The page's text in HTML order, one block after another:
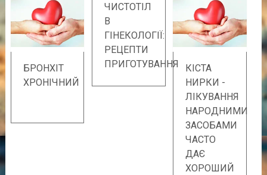
БРОНХІТ
ХРОНІЧНИЙ
ЧИСТОТІЛ
В
ГІНЕКОЛОГІЇ:
РЕЦЕПТИ
ПРИГОТУВАННЯ
КІСТА
НИРКИ -
ЛІКУВАННЯ
НАРОДНИМИ
ЗАСОБАМИ
ЧАСТО
ДАЄ
ХОРОШИЙ